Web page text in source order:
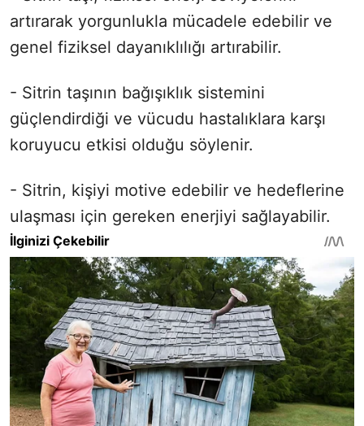
artırarak yorgunlukla mücadele edebilir ve
genel fiziksel dayanıklılığı artırabilir.
- Sitrin taşının bağışıklık sistemini
güçlendirdiği ve vücudu hastalıklara karşı
koruyucu etkisi olduğu söylenir.
- Sitrin, kişiyi motive edebilir ve hedeflerine
ulaşması için gereken enerjiyi sağlayabilir.